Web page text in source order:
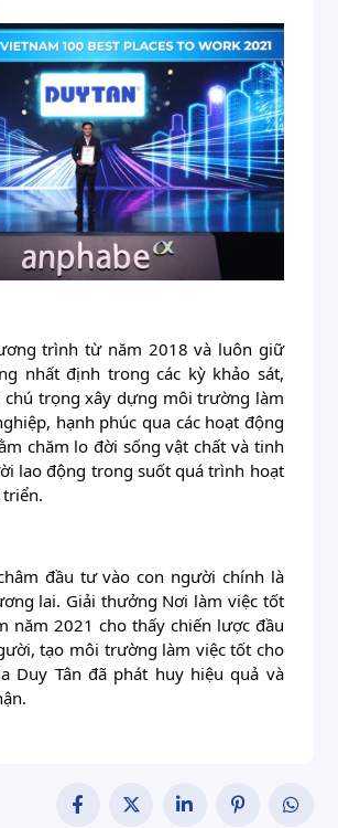
trình từ năm 2018 và luôn giữ
nhất định trong các kỳ khảo sát,
chú trọng xây dựng môi trường làm
hạnh phúc qua các hoạt động
chăm lo đời sống vật chất và tinh
lao động trong suốt quá trình hoạt
đầu tư vào con người chính là
lai. Giải thưởng Nơi làm việc tốt
năm 2021 cho thấy chiến lược đầu
tạo môi trường làm việc tốt cho
Duy Tân đã phát huy hiệu quả và